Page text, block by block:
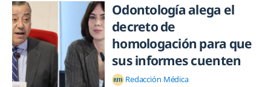
Odontología alega el
decreto de
homologación para que
sus informes cuenten
Redacción Médica